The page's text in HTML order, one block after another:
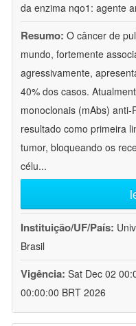
da enzima nqo1: agente
Resumo: O câncer de
mundo, fortemente
agressivamente,
40% dos casos.
monoclonais (mAbs)
resultado como primeira
tumor, bloqueando os
célu...
Instituição/UF/País:
Brasil
Vigência: Sat Dec 02
00:00:00 BRT 2026